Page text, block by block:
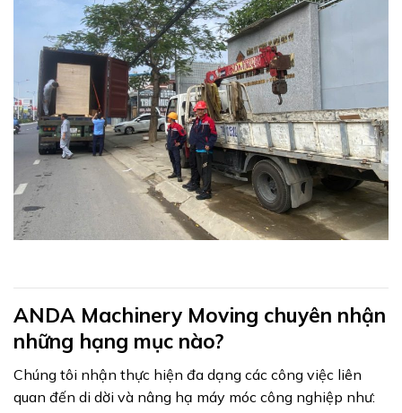
ANDA Machinery Moving chuyên nhận
những hạng mục nào?
Chúng tôi nhận thực hiện đa dạng các công việc liên
quan đến di dời và nâng hạ máy móc công nghiệp như: